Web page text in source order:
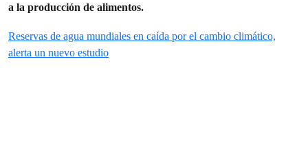
a la producción de alimentos.
Reservas de agua mundiales en caída por el cambio climático,
alerta un nuevo estudio